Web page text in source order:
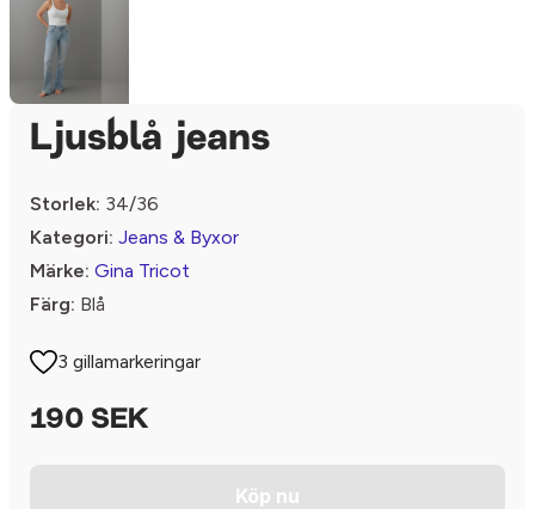
Ljusblå jeans
Storlek: 34/36
Kategori: Jeans & Byxor
Märke: Gina Tricot
Färg: Blå
3 gillamarkeringar
190 SEK
Köp nu